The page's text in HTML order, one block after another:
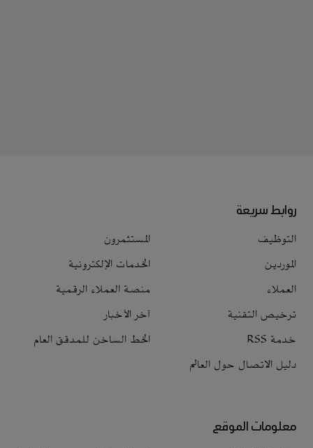
روابط سريعة
التوظيف
المستثمرون
الموردين
الخدمات الإلكترونية
العملاء
منصة العملاء الرقمية
ترخيص التقنية
آخر الأخبار
خدمة RSS
الخط الساخن للمدقق العام
دليل الاتصال حول العالم
معلومات الموقع